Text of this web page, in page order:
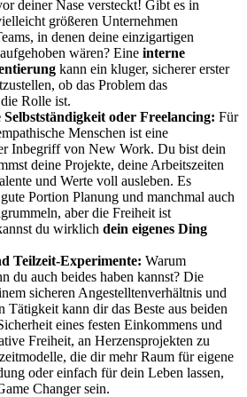
deiner Nase versteckt! Gibt es in
größeren Unternehmen
in denen deine einzigartigen
wären? Eine interne
kann ein kluger, sicherer erster
ob das Problem das
Rolle ist.
oder Freelancing: Für
Menschen ist eine
Inbegriff von New Work. Du bist dein
deine Projekte, deine Arbeitszeiten
und Werte voll ausleben. Es
Portion Planung und manchmal auch
aber die Freiheit ist
du wirklich dein eigenes Ding
Teilzeit-Experimente: Warum
du auch beides haben kannst? Die
sicheren Angestelltenverhältnis und
Tätigkeit kann dir das Beste aus beiden
eines festen Einkommens und
Freiheit, an Herzensprojekten zu
die dir mehr Raum für eigene
oder einfach für dein Leben lassen,
Changer sein.